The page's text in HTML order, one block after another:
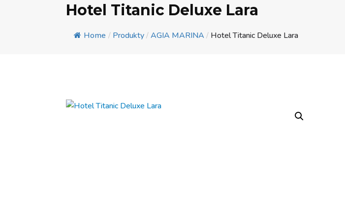
Hotel Titanic Deluxe Lara
Home / Produkty / AGIA MARINA / Hotel Titanic Deluxe Lara